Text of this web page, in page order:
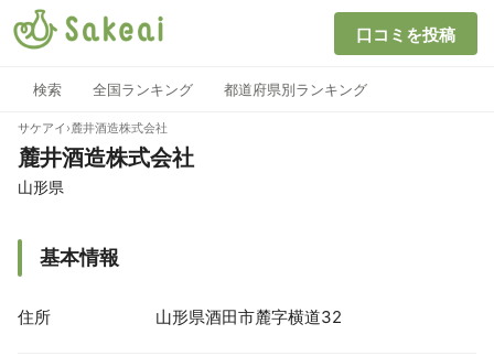
口コミを投稿
検索 全国ランキング 都道府県別ランキング
サケアイ ›麓井酒造株式会社
麓井酒造株式会社
山形県
基本情報
住所 山形県酒田市麓字横道32